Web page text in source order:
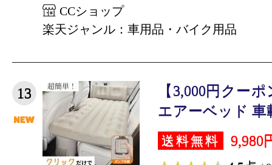
CCショップ
楽天ジャンル：車用品・バイク用品
13
【3,000円クー
エアーベッド 車
送料無料 9,980